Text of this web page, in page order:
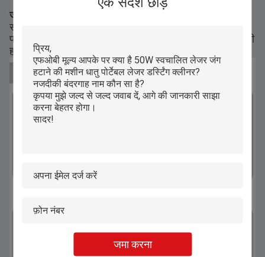
जमा करना
जंग हटाने का काम नया है, दक्षता दोगुनी
सतह की जंग तुरंत गायब हो जाती है, जिससे आपके धातु का
प्राकृतिक रंग वापस आ जाता है। सफाई प्रक्रिया तेज और प्रभावी
होती है, जिससे आपका वर्कपीस बिल्कुल नया दिखता है।